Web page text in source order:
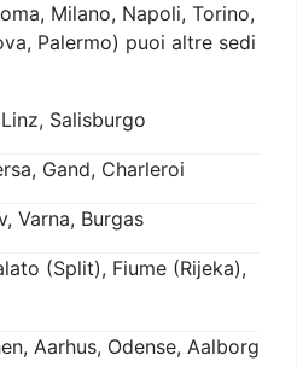
Milano, Napoli, Torino,
Palermo) puoi altre sedi
Salisburgo
Gand, Charleroi
Varna, Burgas
(Split), Fiume (Rijeka),
Aarhus, Odense, Aalborg